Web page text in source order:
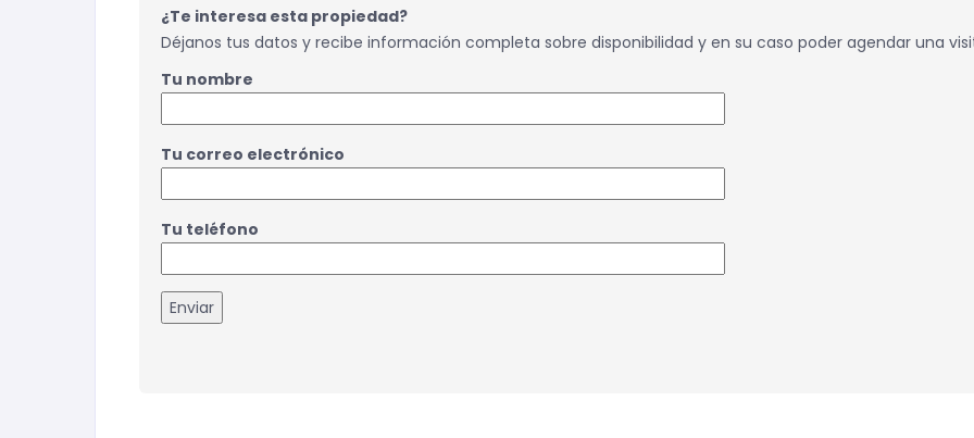
¿Te interesa esta propiedad?
Déjanos tus datos y recibe información completa sobre disponibilidad y en su caso poder agendar una
Tu nombre
Tu correo electrónico
Tu teléfono